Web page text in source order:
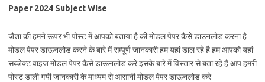
Paper 2024 Subject Wise
जैशा की हमने ऊपर भी पोस्ट में आपको बताया है की मोडल पेपर कैसे डाउनलोड करना है
मोडल पेपर डाऊनलोड करने के बारे में सम्पूर्ण जानकारी हम यहां डाल रहे है हम आपको यहां
सब्जेक्ट वाइज मोडल पेपर कैसे डाऊनलोड करे इसके बारे में विस्तार से बता रहे है आप हमरी
पोस्ट डाली गयी जानकारी के माध्यम से आसानी मोडल पेपर डाऊनलोड करे